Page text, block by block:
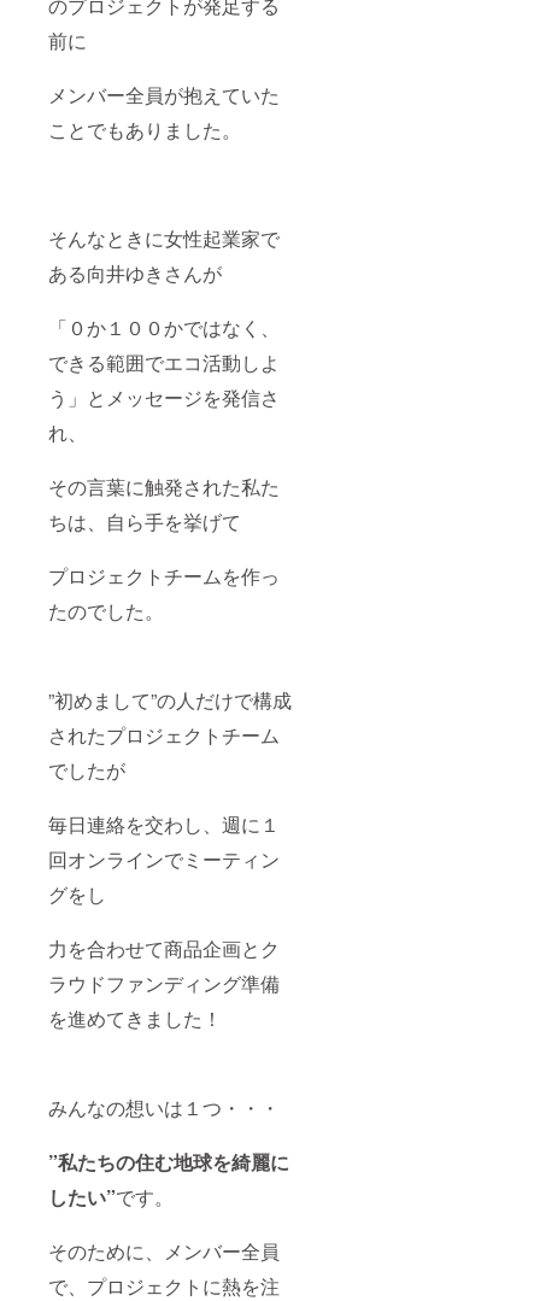
前に
メンバー全員が抱えていた
ことでもありました。
そんなときに女性起業家で
ある向井ゆきさんが
「０か１００かではなく、
できる範囲でエコ活動しよ
う」とメッセージを発信さ
れ、
その言葉に触発された私た
ちは、自ら手を挙げて
プロジェクトチームを作っ
たのでした。
”初めまして”の人だけで構成
されたプロジェクトチーム
でしたが
毎日連絡を交わし、週に１
回オンラインでミーティン
グをし
力を合わせて商品企画とク
ラウドファンディング準備
を進めてきました！
みんなの想いは１つ・・・
”私たちの住む地球を綺麗に
したい”です。
そのために、メンバー全員
で、プロジェクトに熱を注